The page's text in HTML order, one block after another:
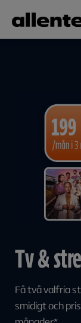
Tv &
Få två valfria
smidigt och